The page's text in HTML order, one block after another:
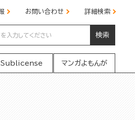
お問い合わせ 詳細検索
検索
Sublicense マンガよもんが